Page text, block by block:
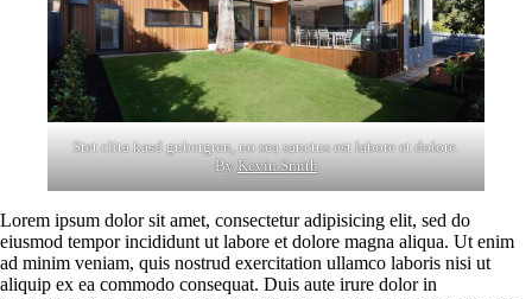
Stet clita kasd gubergren, no sea sanctus est labore et dolore.
ByKevin Smith
Lorem ipsum dolor sit amet, consectetur adipisicing elit, sed do
eiusmod tempor incididunt ut labore et dolore magna aliqua. Ut enim
ad minim veniam, quis nostrud exercitation ullamco laboris nisi ut
aliquip ex ea commodo consequat. Duis aute irure dolor in